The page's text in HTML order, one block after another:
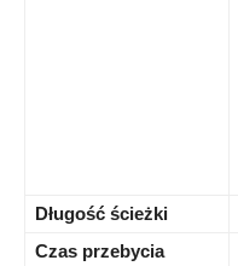
Długość ścieżki
Czas przebycia